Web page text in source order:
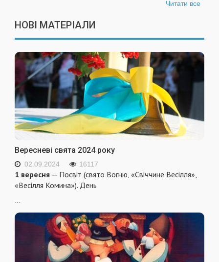
Читати все
НОВІ МАТЕРІАЛИ
Вересневі свята 2024 року
02.09.2024 16117
1 вересня — Посвіт (свято Вогню, «Свіччине Весілля»,
«Весілля Комина»). День
...